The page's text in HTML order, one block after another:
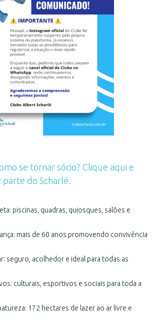
se tornar sócio? Clique aqui e
do Scharlé.
piscinas, quadras, quiosques, salões e
mais de 60 anos promovendo convivência
seguro, acolhedor e ideal para todas as
culturais, esportivos e sociais para toda a
172 hectares de lazer ao ar livre e